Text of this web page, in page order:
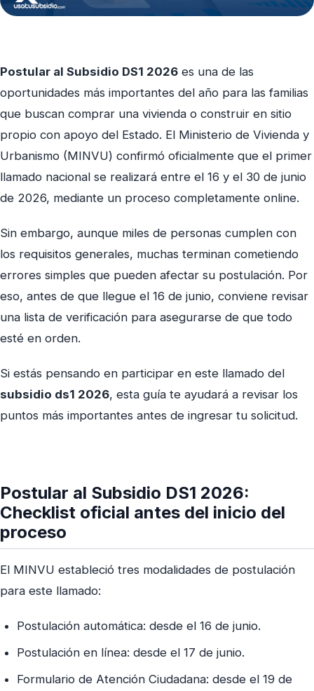
Postular al Subsidio DS1 2026 es una de las
oportunidades más importantes del año para las familias
que buscan comprar una vivienda o construir en sitio
propio con apoyo del Estado. El Ministerio de Vivienda y
Urbanismo (MINVU) confirmó oficialmente que el primer
llamado nacional se realizará entre el 16 y el 30 de junio
de 2026, mediante un proceso completamente online.
Sin embargo, aunque miles de personas cumplen con
los requisitos generales, muchas terminan cometiendo
errores simples que pueden afectar su postulación. Por
eso, antes de que llegue el 16 de junio, conviene revisar
una lista de verificación para asegurarse de que todo
esté en orden.
Si estás pensando en participar en este llamado del
subsidio ds1 2026, esta guía te ayudará a revisar los
puntos más importantes antes de ingresar tu solicitud.
Postular al Subsidio DS1 2026:
Checklist oficial antes del inicio del
proceso
El MINVU estableció tres modalidades de postulación
para este llamado:
Postulación automática: desde el 16 de junio.
Postulación en línea: desde el 17 de junio.
Formulario de Atención Ciudadana: desde el 19 de